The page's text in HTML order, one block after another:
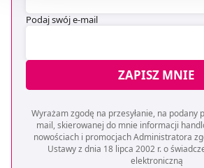
będzie oznaczało, że nie wyrażasz
z brakiem dostępu do wszystkich
Strony.
Podaj swój e-mail
ZAPISZ MNIE
Wyrażam zgodę na przesyłanie, na podany
mail, skierowanej do mnie informacji
nowościach i promocjach Administratora
Ustawy z dnia 18 lipca 2002 r. o
elektroniczną